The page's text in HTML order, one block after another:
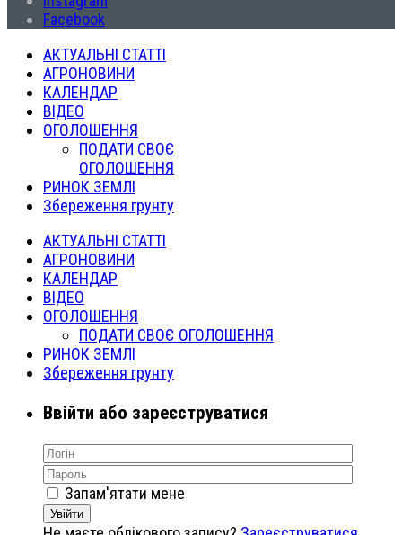
Facebook
АКТУАЛЬНІ СТАТТІ
АГРОНОВИНИ
КАЛЕНДАР
ВІДЕО
ОГОЛОШЕННЯ
ПОДАТИ СВОЄ
ОГОЛОШЕННЯ
РИНОК ЗЕМЛІ
Збереження грунту
АКТУАЛЬНІ СТАТТІ
АГРОНОВИНИ
КАЛЕНДАР
ВІДЕО
ОГОЛОШЕННЯ
ПОДАТИ СВОЄ ОГОЛОШЕННЯ
РИНОК ЗЕМЛІ
Збереження грунту
Ввійти або зареєструватися
Запам'ятати мене
Увійти